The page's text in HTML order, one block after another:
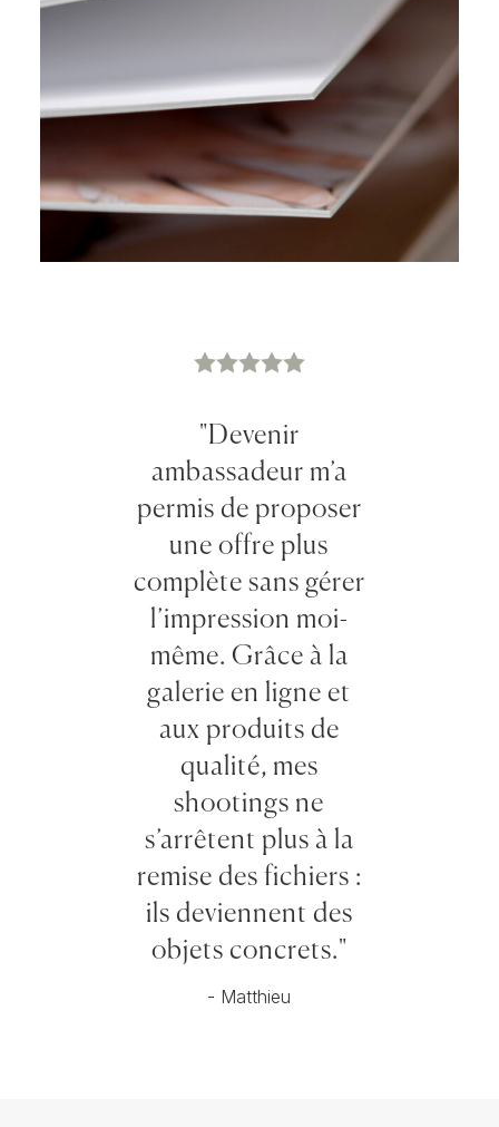
"Devenir
ambassadeur m’a
permis de proposer
une offre plus
complète sans gérer
l’impression moi-
même. Grâce à la
galerie en ligne et
aux produits de
qualité, mes
shootings ne
s’arrêtent plus à la
remise des fichiers :
ils deviennent des
objets concrets."
- Matthieu